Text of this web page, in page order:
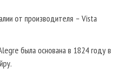
от производителя – Vista
была основана в 1824 году в